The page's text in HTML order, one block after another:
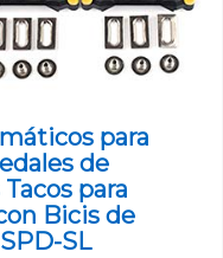
para
de
para
Bicis de
SL